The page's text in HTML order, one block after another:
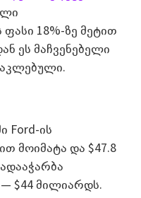
18%-ზე მეტით
ეს მაჩვენებელი
Ford-ის
მოიმატა და $47.8
$44 მილიარდს.